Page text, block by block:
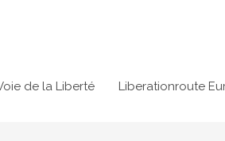
de la Liberté Liberationroute